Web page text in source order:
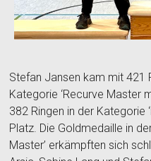
Stefan Jansen kam mit 421
Kategorie ‘Recurve Master
382 Ringen in der Kategorie
Platz. Die Goldmedaille in
Master’ erkämpften sich